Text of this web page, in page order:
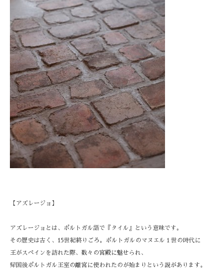
【アズレージョ】
アズレージョとは、ポルトガル語で『タイル』という意味です。
その歴史は古く、15世紀終りごろ。ポルトガルのマヌエル１世の時代に
王がスペインを訪れた際、数々の宮殿に魅せられ、
帰国後ポルトガル王室の離宮に使われたのが始まりという説があります。